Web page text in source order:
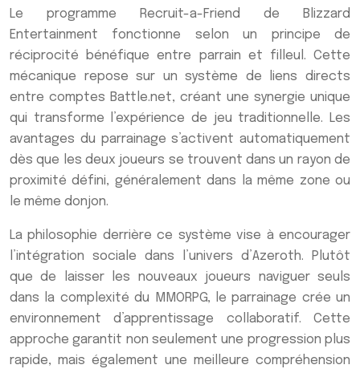
Le programme Recruit-a-Friend de Blizzard
Entertainment fonctionne selon un principe de
réciprocité bénéfique entre parrain et filleul. Cette
mécanique repose sur un système de liens directs
entre comptes Battle.net, créant une synergie unique
qui transforme l’expérience de jeu traditionnelle. Les
avantages du parrainage s’activent automatiquement
dès que les deux joueurs se trouvent dans un rayon de
proximité défini, généralement dans la même zone ou
le même donjon.
La philosophie derrière ce système vise à encourager
l’intégration sociale dans l’univers d’Azeroth. Plutôt
que de laisser les nouveaux joueurs naviguer seuls
dans la complexité du MMORPG, le parrainage crée un
environnement d’apprentissage collaboratif. Cette
approche garantit non seulement une progression plus
rapide, mais également une meilleure compréhension